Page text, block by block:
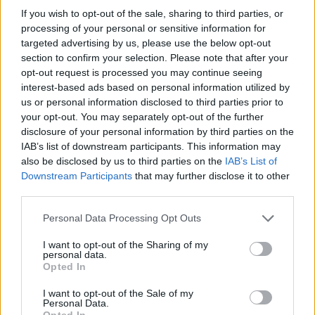
If you wish to opt-out of the sale, sharing to third parties, or
processing of your personal or sensitive information for
targeted advertising by us, please use the below opt-out
section to confirm your selection. Please note that after your
opt-out request is processed you may continue seeing
interest-based ads based on personal information utilized by
us or personal information disclosed to third parties prior to
your opt-out. You may separately opt-out of the further
disclosure of your personal information by third parties on the
IAB’s list of downstream participants. This information may
also be disclosed by us to third parties on the IAB’s List of
Downstream Participants that may further disclose it to other
Personal Data Processing Opt Outs
I want to opt-out of the Sharing of my
personal data.
Opted In
I want to opt-out of the Sale of my
Personal Data.
hybridbilar
Detta köpte jag nyss-tråden 9743 svar
Senaste inlägget avJesper328 Igår 11:59iOff topic
Volvo 740 med lh2.2 spridare öppnar hela
tiden på tändning.
2 svar
Senaste inlägget avKlevaRaggarn fredag 23:57iGenerell
felsökning
Ford Mustang e Mac 2023 4 svar
Senaste inlägget av KenthIJ2 fredag 12:37 El- och hybridbilar
244 motorbyte till d5252t
Senaste inlägget avJeppegaming fredag 00:53
Motorteknik
Passat -13 2.0tdi DSG Växellåda bråkar 10 svar
Senaste inlägget av